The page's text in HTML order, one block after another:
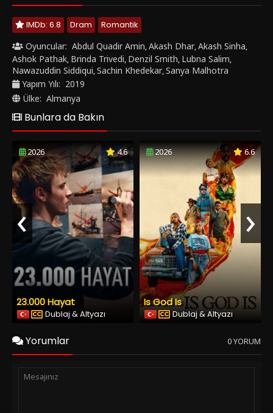
IMDb: 6.8 Dram
Romantik
Oyuncular: Abdul Quadir Amin,Akash Dhar,Akash Sinha,
Ashok Pathak, Brinda Trivedi, Denzil Smith, Lubna Salim,
Nawazuddin Siddiqui,Sachin Khedekar,Sanya Malhotra
Yapım Yılı: 2019
Ülke: Almanya
Bunlara da Bakın
2026 4.6
23.000 Hayat
Dublaj & Altyazı
2026 6.6
Is God Is
Dublaj & Altyazı
‹ ›
Yorumlar 0 YORUM